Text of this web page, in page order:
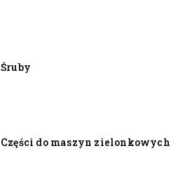
Śruby
Części do maszyn zielonkowych